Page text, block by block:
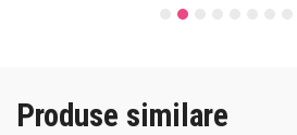
Produse similare